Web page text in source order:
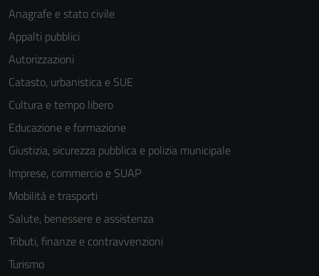
Anagrafe e stato civile
Appalti pubblici
Autorizzazioni
Catasto, urbanistica e SUE
Cultura e tempo libero
Educazione e formazione
Giustizia, sicurezza pubblica e polizia municipale
Imprese, commercio e SUAP
Mobilità e trasporti
Salute, benessere e assistenza
Tributi, finanze e contravvenzioni
Turismo